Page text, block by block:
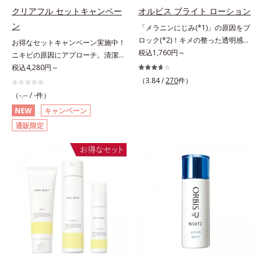
にゆらがない肌を叶えます。そし
成分「MCアクティベーター
(*5)」。肌のうるおいを引き出し・
高めて、ハリ感あふれる肌へと導き
ます。うるおいに満ちたゆらがない
肌をご体感いただくために設計され
た3ステップで、いつも力強く美し
くあり続けるあなたを応援します。
*1 肌にうるおいが満ち、維持され
ている状態*2 年齢に応じたお手入
れのこと*3 デクスパンテノール
W*4 2022年5月 Mintel社データベ
ース及び先行技術調査による当社調
にうるおいを与え、うるおいに満ち
たハリツヤ肌へ導く保湿成分
セル」を配合。カプセルが浸透して
から成分を放出する特殊技術によっ
て、高い浸透力(*2)と安定性を実
現。毛穴の目立ちをしっかりケア
(*3)して、ゆらぎやすいニキビ肌
を、みずみずしい清潔な垢抜け肌
(*4)へと導きます。たっぷりの保湿
質*2 角層内*3 うるおいによりキメ
を整えて毛穴を目立たなくする*4
洗浄による汚れの除去*5 すべての
方に皮膚刺激がおきないというわけ
ではありません※敏感肌対象パッチ
テスト済（すべての人に皮膚刺激が
おきないというわけではありませ
クリアフル セットキャンペー
ン
お得なセットキャンペーン実施中！
ニキビの原因にアプローチ。清潔な
垢抜け肌(*1)へ。「ニキビをくり返
してしまう」「毛穴目立ち(*2)が気
になる」「マスク生活であごや口ま
わりのニキビが気になる」というお
悩みに。くり返しニキビの根本原因
「肌のバリア機能の低下」と、肌悩
み「毛穴の目立ち」の両方にWでア
プローチする、薬用ニキビ対策スキ
物由来成分とコラーゲンが肌をいた
わりながらうるおいを与え、バリア
機能を維持。ニキビができにくい肌
を目指します。さらにビタミンC誘
導体(*3)と5種の整肌成分(*4)から成
る「ナノVCショットカプセル(*5)」
を配合。カプセルが浸透(*6)してか
税込4,280円～
（-.-- / -件）
NEW
キャンペーン
通販限定
オルビス ブライト ローション
「メラニンにじみ(*1)」の原因をブ
ロック(*2)！キメの整った透明感
(*3)のある肌印象へ導く美白(*2)化
粧水。業界初(*4)知見「メラニンの
第三のルート」である「横のひろが
現。シミやそばかすという「点」だ
「面」での透明感を阻害する原因を
引き起こしていることがわかりまし
た。そこでオルビス ブライト シリ
ーズは「メラニンにじみ」に着目し
て「高圧処理ビタミンC(*7)」を採
用。肌奥(*6)まで浸透し、シミやソ
バカスの原因となるメラニンの生成
税込1,760円～
（3.84 /270件）